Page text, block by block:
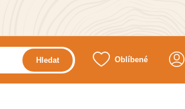
Hledat Oblíbené